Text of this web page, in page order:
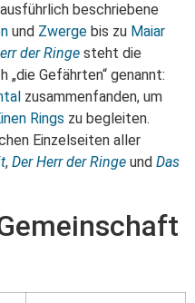
beschriebene
und Zwerge bis zu Maiar
der Ringe steht die
„die Gefährten“ genannt:
zusammenfanden, um
Rings zu begleiten.
Einzelseiten aller
, Der Herr der Ringe und Das